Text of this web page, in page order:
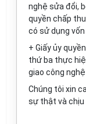
nghệ sửa đổi,
quyền chấp
có sử dụng vốn
+ Giấy ủy
thứ ba thực
giao công
Chúng tôi xin
sự thật và chịu